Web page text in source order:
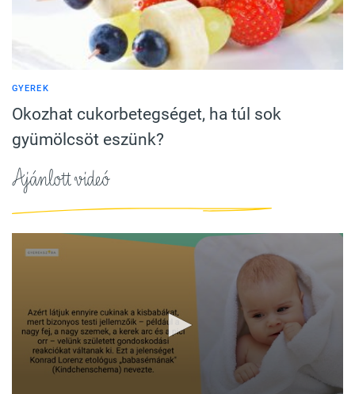
GYEREK
Okozhat cukorbetegséget, ha túl sok
gyümölcsöt eszünk?
Ajánlott videó